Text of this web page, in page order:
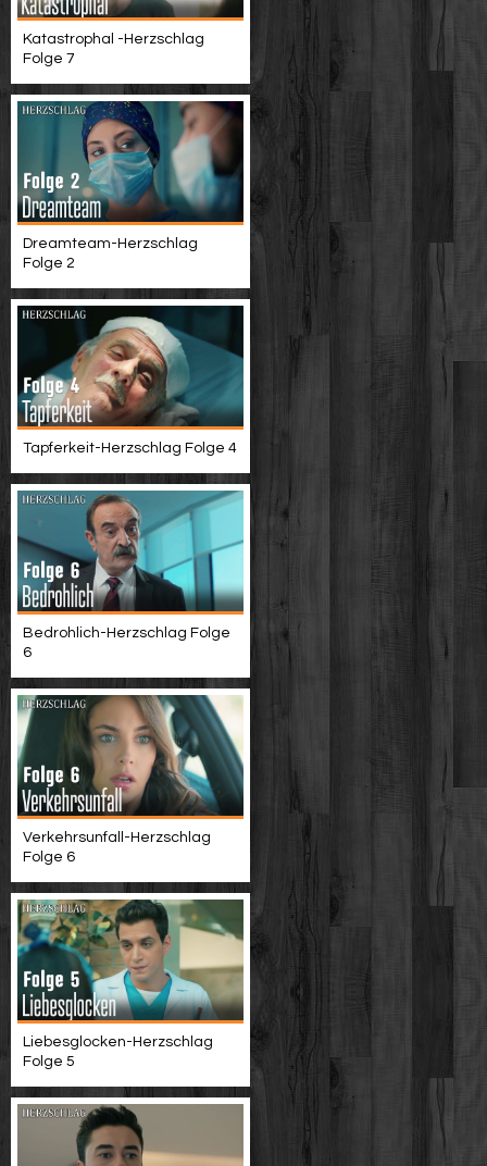
Katastrophal -Herzschlag
Folge 7
Dreamteam-Herzschlag
Folge 2
Tapferkeit-Herzschlag Folge 4
Bedrohlich-Herzschlag Folge
6
Verkehrsunfall-Herzschlag
Folge 6
Liebesglocken-Herzschlag
Folge 5